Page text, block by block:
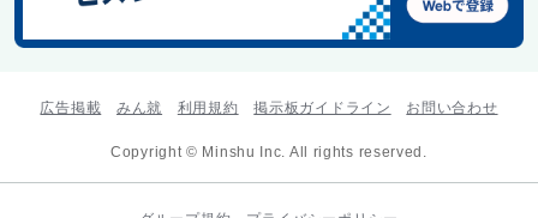
広告掲載 みん就 利用規約 掲示板ガイドライン お問い合わせ
Copyright © Minshu Inc. All rights reserved.